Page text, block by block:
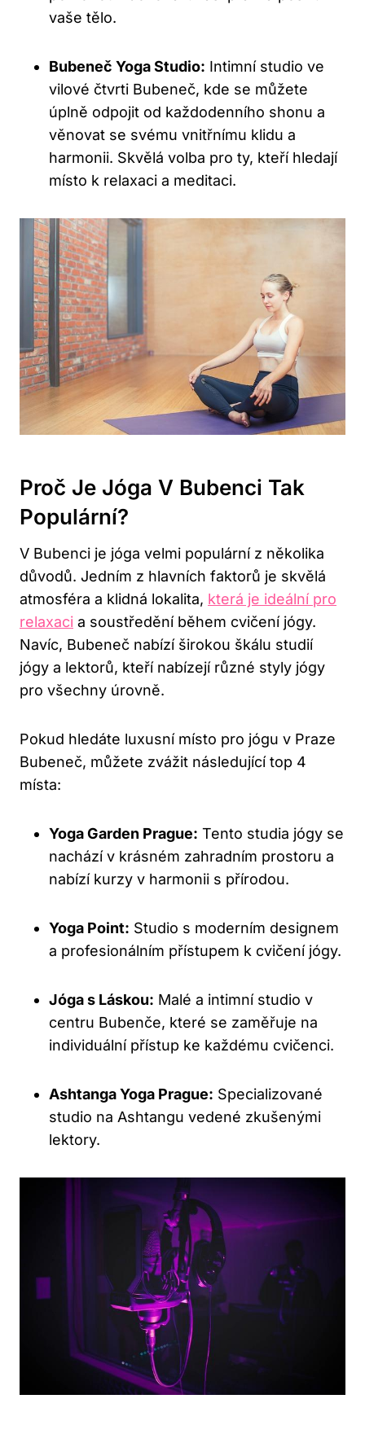
vaše tělo.
Bubeneč Yoga Studio: Intimní studio ve
vilové čtvrti Bubeneč, kde se můžete
úplně odpojit od každodenního shonu a
věnovat se svému vnitřnímu klidu a
harmonii. Skvělá volba pro ty, kteří hledají
místo k relaxaci a meditaci.
Proč Je Jóga V Bubenci Tak
Populární?
V Bubenci je jóga velmi populární z několika
důvodů. Jedním z hlavních faktorů je skvělá
atmosféra a klidná lokalita, která je ideální pro
relaxaci a soustředění během cvičení jógy.
Navíc, Bubeneč nabízí širokou škálu studií
jógy a lektorů, kteří nabízejí různé styly jógy
pro všechny úrovně.
Pokud hledáte luxusní místo pro jógu v Praze
Bubeneč, můžete zvážit následující top 4
místa:
Yoga Garden Prague: Tento studia jógy se
nachází v krásném zahradním prostoru a
nabízí kurzy v harmonii s přírodou.
Yoga Point: Studio s moderním designem
a profesionálním přístupem k cvičení jógy.
Jóga s Láskou: Malé a intimní studio v
centru Bubenče, které se zaměřuje na
individuální přístup ke každému cvičenci.
Ashtanga Yoga Prague: Specializované
studio na Ashtangu vedené zkušenými
lektory.